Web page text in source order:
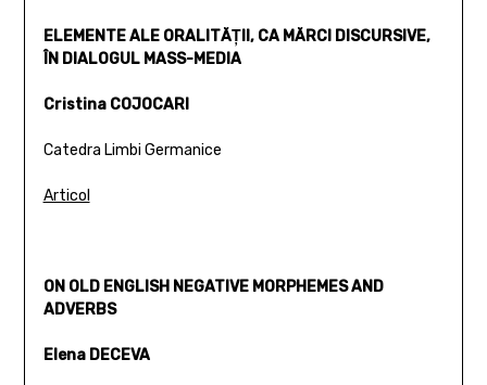
ELEMENTE ALE ORALITĂŢII, CA MĂRCI DISCURSIVE,
ÎN DIALOGUL MASS-MEDIA
Cristina COJOCARI
Catedra Limbi Germanice
Articol
ON OLD ENGLISH NEGATIVE MORPHEMES AND
ADVERBS
Elena DECEVA